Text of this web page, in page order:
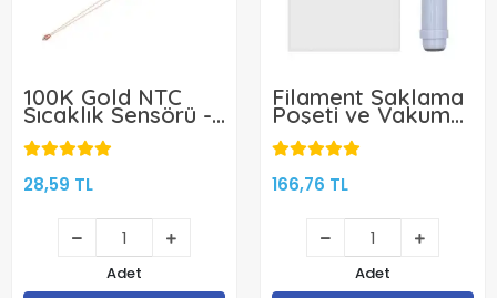
100K Gold NTC
Sıcaklık Sensörü -
Termistör - 3D
Yazıcı Uyumlu
28,59 TL
Adet
Filament Saklama
Poşeti ve Vakum
Pompa Kiti
166,76 TL
Adet